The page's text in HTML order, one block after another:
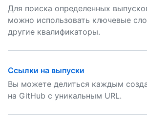
Для поиска определенных
можно использовать ключевые
другие квалификаторы.
Ссылки на выпуски
Вы можете делиться каждым
на GitHub с уникальным URL.